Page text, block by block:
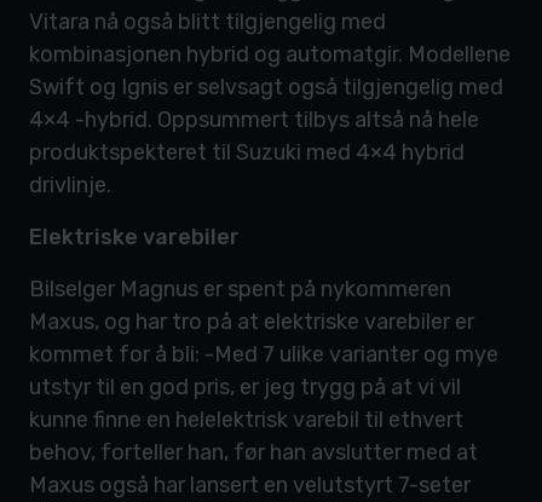
Vitara nå også blitt tilgjengelig med
kombinasjonen hybrid og automatgir. Modellene
Swift og Ignis er selvsagt også tilgjengelig med
4×4 -hybrid. Oppsummert tilbys altså nå hele
produktspekteret til Suzuki med 4×4 hybrid
drivlinje.
Elektriske varebiler
Bilselger Magnus er spent på nykommeren
Maxus, og har tro på at elektriske varebiler er
kommet for å bli: -Med 7 ulike varianter og mye
utstyr til en god pris, er jeg trygg på at vi vil
kunne finne en helelektrisk varebil til ethvert
behov, forteller han, før han avslutter med at
Maxus også har lansert en velutstyrt 7-seter